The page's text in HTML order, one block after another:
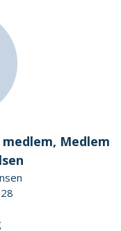
Medlem